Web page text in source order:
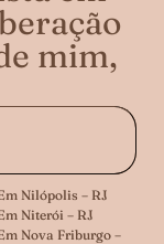
mim,
Nilópolis – RJ
Niterói – RJ
Nova Friburgo –